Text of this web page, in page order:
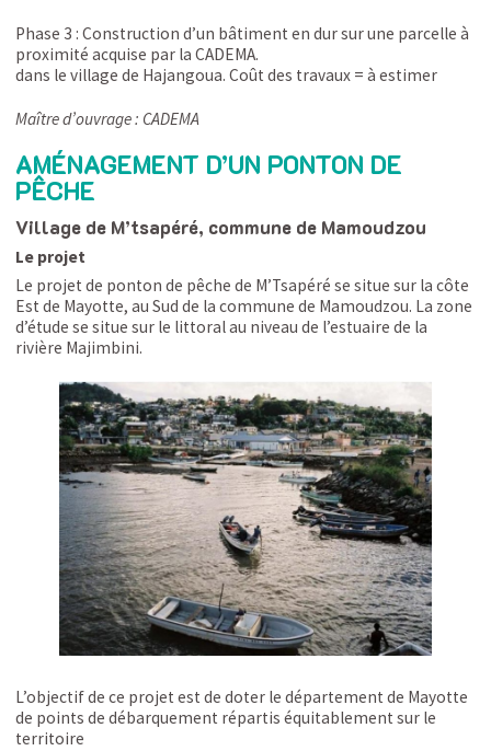
Phase 3 : Construction d’un bâtiment en dur sur une parcelle à
proximité acquise par la CADEMA.
dans le village de Hajangoua. Coût des travaux = à estimer
Maître d’ouvrage : CADEMA
AMÉNAGEMENT D’UN PONTON DE
PÊCHE
Village de M’tsapéré, commune de Mamoudzou
Le projet
Le projet de ponton de pêche de M’Tsapéré se situe sur la côte
Est de Mayotte, au Sud de la commune de Mamoudzou. La zone
d’étude se situe sur le littoral au niveau de l’estuaire de la
rivière Majimbini.
L’objectif de ce projet est de doter le département de Mayotte
de points de débarquement répartis équitablement sur le
territoire